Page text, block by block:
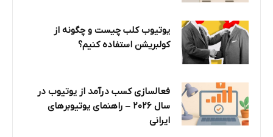
یوتیوب کلب چیست و چگونه از
کولبریشن استفاده کنیم؟
فعالسازی کسب درآمد از یوتیوب در
سال ۲۰۲۶ – راهنمای یوتیوبرهای
ایرانی